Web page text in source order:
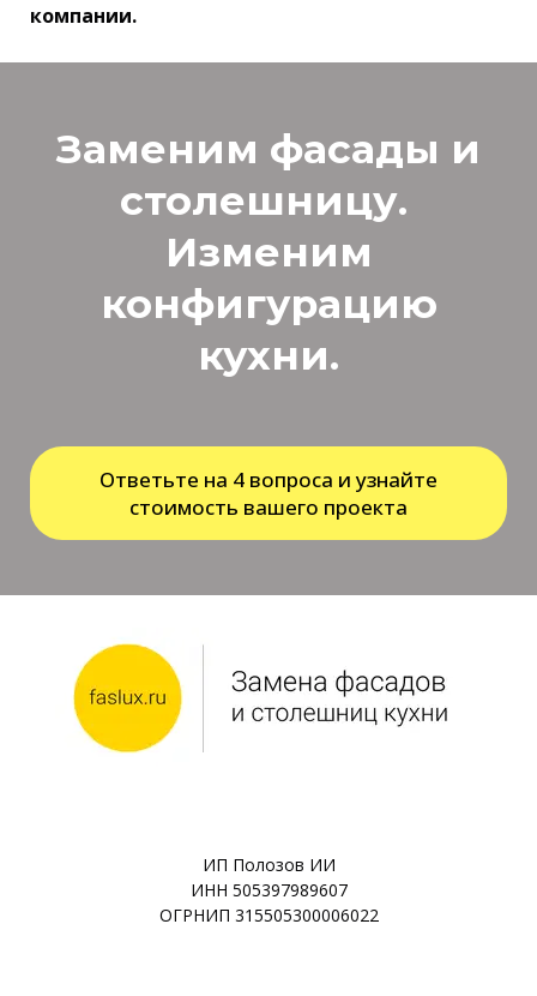
компании.
Заменим фасады и
столешницу.
Изменим
конфигурацию
кухни.
Ответьте на 4 вопроса и узнайте
стоимость вашего проекта
ИП Полозов ИИ
ИНН 505397989607
ОГРНИП 315505300006022